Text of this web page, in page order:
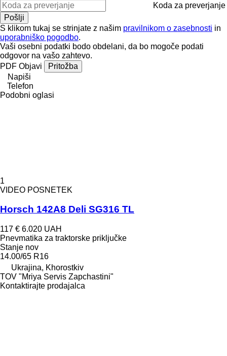
Koda za preverjanje
S klikom tukaj se strinjate z našim pravilnikom o zasebnosti in
uporabniško pogodbo.
Vaši osebni podatki bodo obdelani, da bo mogoče podati
odgovor na vašo zahtevo.
PDF Objavi
Pritožba
Napiši
Telefon
Podobni oglasi
1
VIDEO POSNETEK
Horsch 142A8 Deli SG316 TL
117 € 6.020 UAH
Pnevmatika za traktorske priključke
Stanje nov
14.00/65 R16
Ukrajina, Khorostkiv
TOV "Mriya Servis Zapchastini"
Kontaktirajte prodajalca